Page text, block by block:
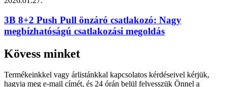
3B 8+2 Push Pull önzáró csatlakozó: Nagy
megbízhatóságú csatlakozási megoldás
Kövess minket
Termékeinkkel vagy árlistánkkal kapcsolatos kérdéseivel kérjük,
hagyja meg e-mail címét, és 24 órán belül felvesszük Önnel a